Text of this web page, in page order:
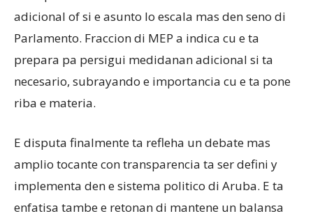
adicional of si e asunto lo escala mas den seno di
Parlamento. Fraccion di MEP a indica cu e ta
prepara pa persigui medidanan adicional si ta
necesario, subrayando e importancia cu e ta pone
riba e materia.
E disputa finalmente ta refleha un debate mas
amplio tocante con transparencia ta ser defini y
implementa den e sistema politico di Aruba. E ta
enfatisa tambe e retonan di mantene un balansa